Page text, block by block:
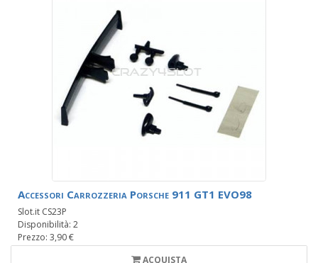
Accessori Carrozzeria Porsche 911 GT1 EVO98
Slot.it CS23P
Disponibilità: 2
Prezzo: 3,90 €
ACQUISTA